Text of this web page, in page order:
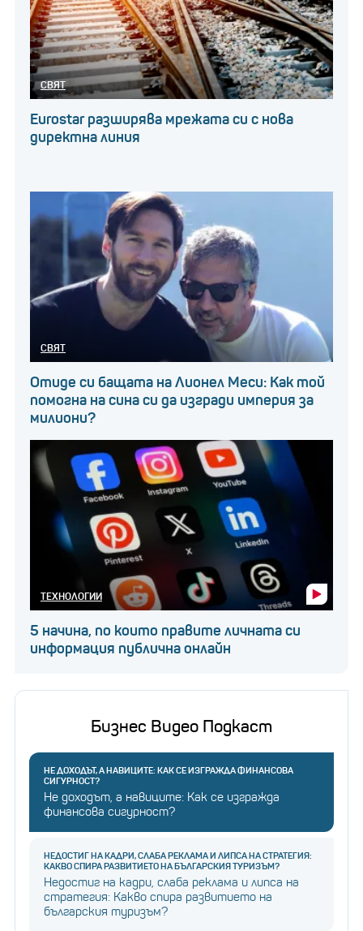
СВЯТ
Eurostar разширява мрежата си с нова
директна линия
СВЯТ
Отиде си бащата на Лионел Меси: Как той
помогна на сина си да изгради империя за
милиони?
ТЕХНОЛОГИИ
5 начина, по които правите личната си
информация публична онлайн
Бизнес Видео Подкаст
НЕ ДОХОДЪТ, А НАВИЦИТЕ: КАК СЕ ИЗГРАЖДА ФИНАНСОВА
СИГУРНОСТ?
Не доходът, а навиците: Как се изгражда
финансова сигурност?
НЕДОСТИГ НА КАДРИ, СЛАБА РЕКЛАМА И ЛИПСА НА СТРАТЕГИЯ:
КАКВО СПИРА РАЗВИТИЕТО НА БЪЛГАРСКИЯ ТУРИЗЪМ?
Недостиг на кадри, слаба реклама и липса на
стратегия: Какво спира развитието на
българския туризъм?